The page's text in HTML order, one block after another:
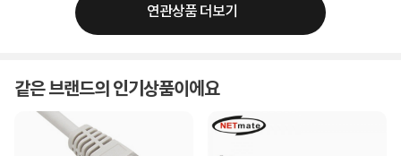
연관상품 더보기
같은 브랜드의 인기상품이에요